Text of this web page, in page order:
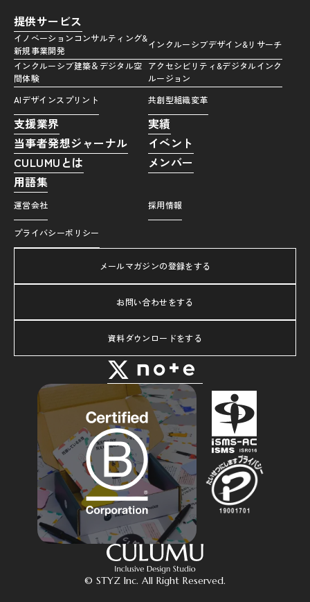
提供サービス
イノベーションコンサルティング&
新規事業開発
インクルーシブデザイン&リサーチ
インクルーシブ建築＆デジタル空
間体験
アクセシビリティ&デジタルインク
ルージョン
AIデザインスプリント
共創型組織変革
支援業界
実績
当事者発想ジャーナル
イベント
CULUMUとは
メンバー
用語集
運営会社 採用情報
プライバシーポリシー
メールマガジンの登録をする
お問い合わせをする
資料ダウンロードをする
© STYZ Inc. All Right Reserved.